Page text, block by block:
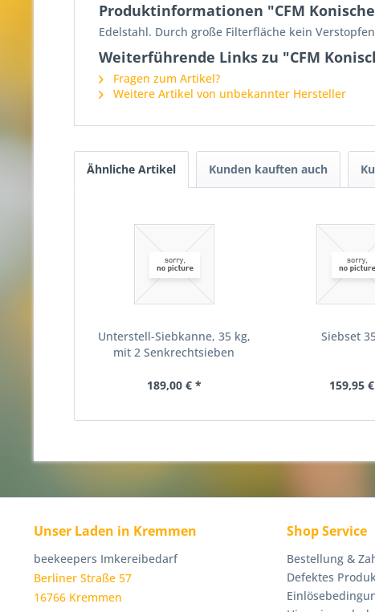
Produktinformationen "CFM
Edelstahl. Durch große Filterfläche kein
Weiterführende Links zu "CFM
Fragen zum Artikel?
Weitere Artikel von unbekannter Hersteller
Ähnliche Artikel Kunden kauften auch
Unterstell-Siebkanne, 35 kg,
mit 2 Senkrechtsieben
189,00 € *
Siebset
159,95
Unser Laden in Kremmen
beekeepers Imkereibedarf
Berliner Straße 57
16766 Kremmen
Shop Service
Bestellung &
Defektes